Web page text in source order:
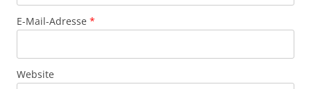
E-Mail-Adresse *
Website